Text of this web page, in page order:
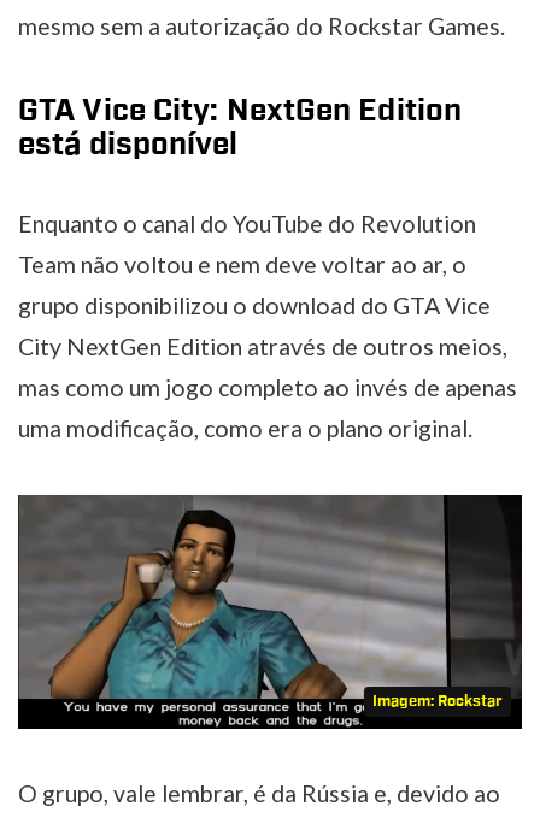
mesmo sem a autorização do Rockstar Games.
GTA Vice City: NextGen Edition
está disponível
Enquanto o canal do YouTube do Revolution
Team não voltou e nem deve voltar ao ar, o
grupo disponibilizou o download do GTA Vice
City NextGen Edition através de outros meios,
mas como um jogo completo ao invés de apenas
uma modificação, como era o plano original.
Imagem: Rockstar
O grupo, vale lembrar, é da Rússia e, devido ao